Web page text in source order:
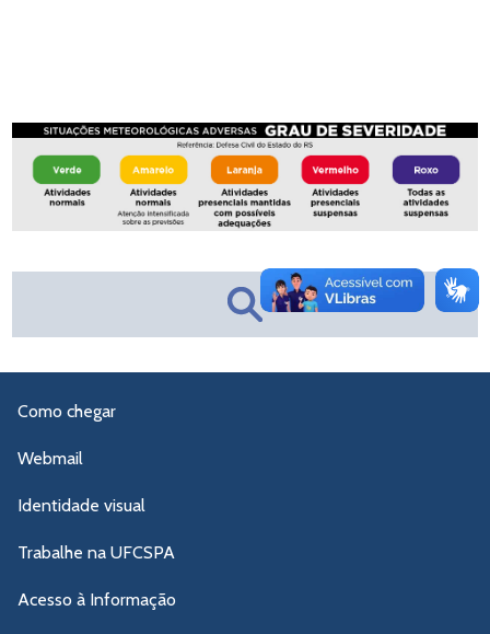
Como chegar
Webmail
Identidade visual
Trabalhe na UFCSPA
Acesso à Informação